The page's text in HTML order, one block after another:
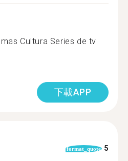
Cultura Series de tv
下載APP
format_quote 5